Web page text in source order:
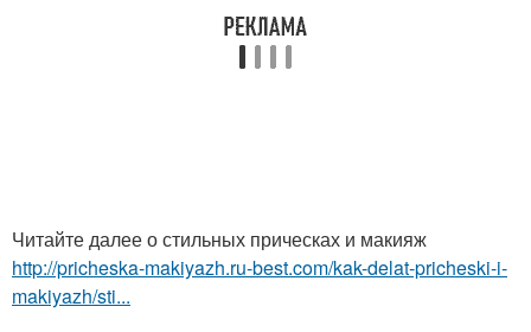
Читайте далее о стильных прическах и макияж
http://pricheska-makiyazh.ru-best.com/kak-delat-pricheski-i-
makiyazh/sti...